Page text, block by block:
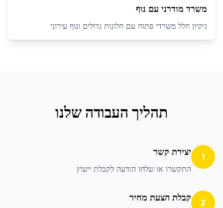
משרד מודרני עם נוף
ניקיון חלל משרדי פתוח עם חלונות גדולים ונוף עירוני
תהליך העבודה שלנו
1 יצירת קשר
התקשרו או שלחו הודעה לקבלת ייעוץ
2 קבלת הצעת מחיר